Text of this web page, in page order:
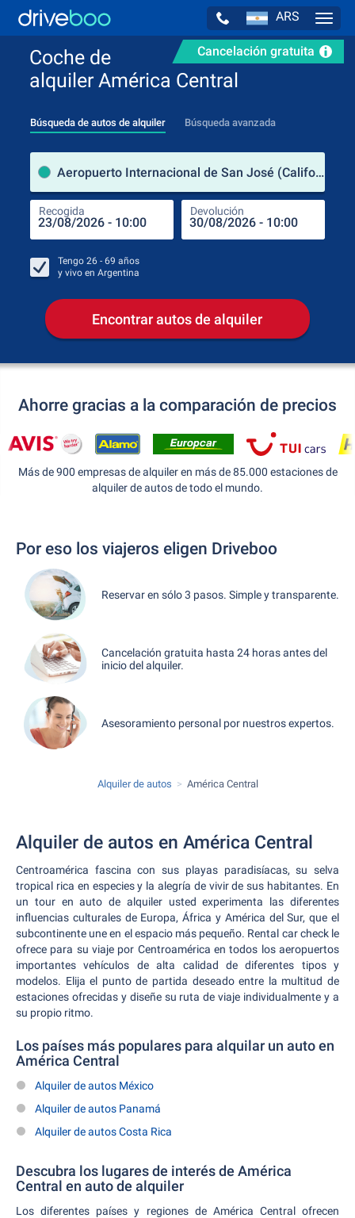
ARS
Cancelación gratuita
Coche de
alquiler América Central
Búsqueda de autos de alquiler Búsqueda avanzada
Aeropuerto Internacional de San José (California / Estados Unidos de América)
Recogida Devolución
Tengo 26 - 69 años
y vivo en Argentina
Encontrar autos de alquiler
Ahorre gracias a la comparación de precios
Más de 900 empresas de alquiler en más de 85.000 estaciones de
alquiler de autos de todo el mundo.
Por eso los viajeros eligen Driveboo
Reservar en sólo 3 pasos. Simple y transparente.
Cancelación gratuita hasta 24 horas antes del
inicio del alquiler.
Asesoramiento personal por nuestros expertos.
Alquiler de autos América Central
Alquiler de autos en América Central
Centroamérica fascina con sus playas paradisíacas, su selva
tropical rica en especies y la alegría de vivir de sus habitantes. En
un tour en auto de alquiler usted experimenta las diferentes
influencias culturales de Europa, África y América del Sur, que el
subcontinente une en el espacio más pequeño. Rental car check le
ofrece para su viaje por Centroamérica en todos los aeropuertos
importantes vehículos de alta calidad de diferentes tipos y
modelos. Elija el punto de partida deseado entre la multitud de
estaciones ofrecidas y diseñe su ruta de viaje individualmente y a
su propio ritmo.
Los países más populares para alquilar un auto en
América Central
Alquiler de autos México
Alquiler de autos Panamá
Alquiler de autos Costa Rica
Descubra los lugares de interés de América
Central en auto de alquiler
Los diferentes países y regiones de América Central ofrecen